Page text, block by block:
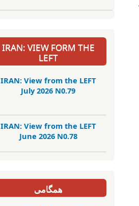
IRAN: VIEW FORM THE
LEFT
IRAN: View from the LEFT
July 2026 N0.79
IRAN: View from the LEFT
June 2026 N0.78
همگامی